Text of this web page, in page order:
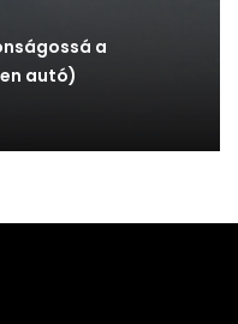
a
autó)